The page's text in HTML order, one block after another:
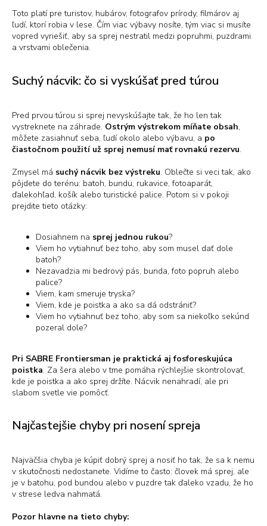
Toto platí pre turistov, hubárov, fotografov prírody, filmárov aj
ľudí, ktorí robia v lese. Čím viac výbavy nosíte, tým viac si musíte
vopred vyriešiť, aby sa sprej nestratil medzi popruhmi, puzdrami
a vrstvami oblečenia.
Suchý nácvik: čo si vyskúšať pred túrou
Pred prvou túrou si sprej nevyskúšajte tak, že ho len tak
vystreknete na záhrade. Ostrým výstrekom míňate obsah,
môžete zasiahnuť seba, ľudí okolo alebo výbavu, a po
čiastočnom použití už sprej nemusí mať rovnakú rezervu.
Zmysel má suchý nácvik bez výstreku. Oblečte si veci tak, ako
pôjdete do terénu: batoh, bundu, rukavice, fotoaparát,
ďalekohľad, košík alebo turistické palice. Potom si v pokoji
prejdite tieto otázky:
Dosiahnem na sprej jednou rukou?
Viem ho vytiahnuť bez toho, aby som musel dať dole
batoh?
Nezavadzia mi bedrový pás, bunda, foto popruh alebo
palice?
Viem, kam smeruje tryska?
Viem, kde je poistka a ako sa dá odstrániť?
Viem ho vytiahnuť bez toho, aby som sa niekoľko sekúnd
pozeral dole?
Pri SABRE Frontiersman je praktická aj fosforeskujúca
poistka. Za šera alebo v tme pomáha rýchlejšie skontrolovať,
kde je poistka a ako sprej držíte. Nácvik nenahradí, ale pri
slabom svetle vie pomôcť.
Najčastejšie chyby pri nosení spreja
Najväčšia chyba je kúpiť dobrý sprej a nosiť ho tak, že sa k nemu
v skutočnosti nedostanete. Vidíme to často: človek má sprej, ale
je v batohu, pod bundou alebo v puzdre tak ďaleko vzadu, že ho
v strese ledva nahmatá.
Pozor hlavne na tieto chyby: